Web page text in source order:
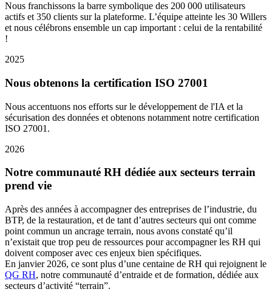
Nous franchissons la barre symbolique des 200 000 utilisateurs
actifs et 350 clients sur la plateforme. L’équipe atteinte les 30 Willers
et nous célébrons ensemble un cap important : celui de la rentabilité
!
2025
Nous obtenons la certification ISO 27001
Nous accentuons nos efforts sur le développement de l'IA et la
sécurisation des données et obtenons notamment notre certification
ISO 27001.
2026
Notre communauté RH dédiée aux secteurs terrain
prend vie
Après des années à accompagner des entreprises de l’industrie, du
BTP, de la restauration, et de tant d’autres secteurs qui ont comme
point commun un ancrage terrain, nous avons constaté qu’il
n’existait que trop peu de ressources pour accompagner les RH qui
doivent composer avec ces enjeux bien spécifiques.
En janvier 2026, ce sont plus d’une centaine de RH qui rejoignent le
QG RH, notre communauté d’entraide et de formation, dédiée aux
secteurs d’activité “terrain”.